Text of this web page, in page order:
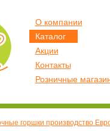
горшки производство
О компании
Каталог
Акции
Контакты
Розничные